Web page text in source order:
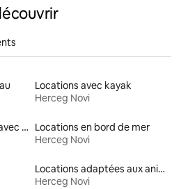
Locations avec kayak
Herceg Novi
Locations de vacances avec piscine Locations en bord de mer
Herceg Novi
Locations adaptées aux animaux
Herceg Novi